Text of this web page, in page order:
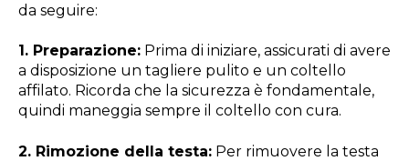
da seguire:
1. Preparazione: Prima di iniziare, assicurati di avere
a disposizione un tagliere pulito e un coltello
affilato. Ricorda che la sicurezza è fondamentale,
quindi maneggia sempre il coltello con cura.
2. Rimozione della testa: Per rimuovere la testa